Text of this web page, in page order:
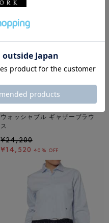
ウォッシャブル ギャザーブラウ
ス
¥24,200
¥14,520 40% OFF